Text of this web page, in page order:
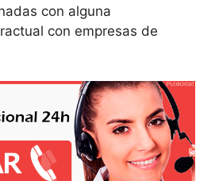
con alguna
con empresas de